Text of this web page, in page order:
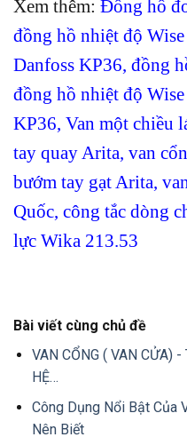
Xem thêm: Đồng hồ
đồng hồ nhiệt độ
Danfoss KP36, đồng
đồng hồ nhiệt độ
KP36, Van một chiều
tay quay Arita, van
bướm tay gạt Arita,
Quốc, công tắc dòng
lực Wika 213.53
Bài viết cùng chủ đề
VAN CỔNG ( VAN CỬA)
HỆ…
Công Dụng Nổi Bật Của
Nên Biết